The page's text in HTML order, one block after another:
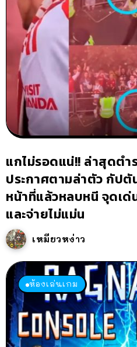
แกไม่รอดแน่!! ล่าสุดต
ประกาศตามล่าตัว กัปตั
หน้าที่แล้วหลบหนี จุดเ
และจ่ายไม่แม่น
เหมียวหง่าว
ห้องเล่นเกม